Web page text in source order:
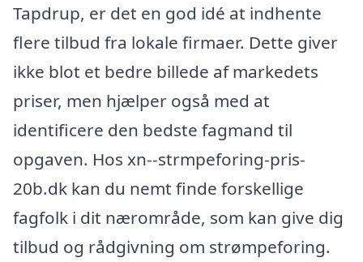
Tapdrup, er det en god idé at indhente
flere tilbud fra lokale firmaer. Dette giver
ikke blot et bedre billede af markedets
priser, men hjælper også med at
identificere den bedste fagmand til
opgaven. Hos xn--strmpeforing-pris-
20b.dk kan du nemt finde forskellige
fagfolk i dit nærområde, som kan give dig
tilbud og rådgivning om strømpeforing.